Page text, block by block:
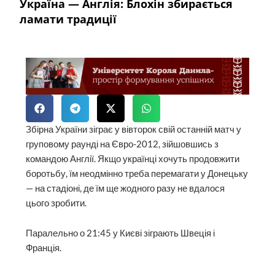
Україна — Англія: Блохін збирається
ламати традиції
Збірна України зіграє у вівторок свій останній матч у
груповому раунді на Євро-2012, зійшовшись з
командою Англії. Якщо українці хочуть продовжити
боротьбу, їм неодмінно треба перемагати у Донецьку
— на стадіоні, де їм ще жодного разу не вдалося
цього зробити.
Паралельно о 21:45 у Києві зіграють Швеція і
Франція.